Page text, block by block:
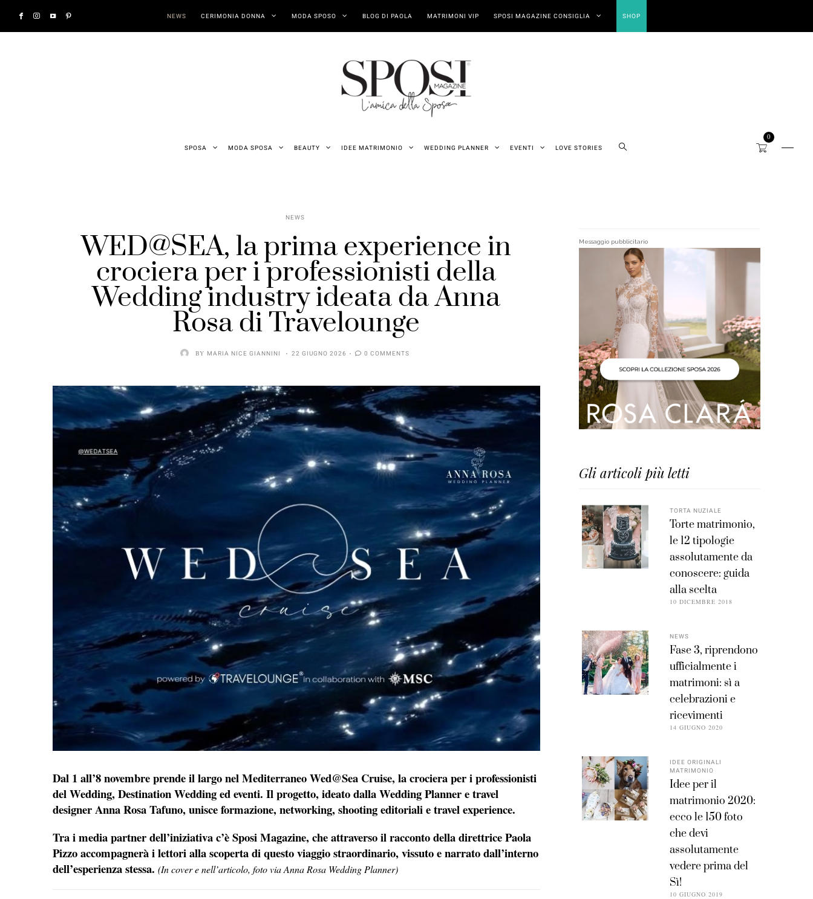
NEWS CERIMONIA DONNA MODA SPOSO BLOG DI PAOLA MATRIMONI VIP SPOSI MAGAZINE CONSIGLIA SHOP
SPOSA MODA SPOSA BEAUTY IDEE MATRIMONIO WEDDING PLANNER EVENTI LOVE STORIES
0
NEWS
WED@SEA, la prima experience in
crociera per i professionisti della
Wedding industry ideata da Anna
Rosa di Travelounge
BY MARIA NICE GIANNINI 22 GIUGNO 2026 0 COMMENTS
Dal 1 all’8 novembre prende il largo nel Mediterraneo Wed@Sea Cruise, la crociera per i professionisti
del Wedding, Destination Wedding ed eventi. Il progetto, ideato dalla Wedding Planner e travel
designer Anna Rosa Tafuno, unisce formazione, networking, shooting editoriali e travel experience.
Tra i media partner dell’iniziativa c’è Sposi Magazine, che attraverso il racconto della direttrice Paola
Pizzo accompagnerà i lettori alla scoperta di questo viaggio straordinario, vissuto e narrato dall’interno
dell’esperienza stessa. (In cover e nell’articolo, foto via Anna Rosa Wedding Planner)
Messaggio pubblicitario
Gli articoli più letti
TORTA NUZIALE
Torte matrimonio,
le 12 tipologie
assolutamente da
conoscere: guida
alla scelta
10 DICEMBRE 2018
NEWS
Fase 3, riprendono
ufficialmente i
matrimoni: sì a
celebrazioni e
ricevimenti
14 GIUGNO 2020
IDEE ORIGINALI
MATRIMONIO
Idee per il
matrimonio 2020:
ecco le 150 foto
che devi
assolutamente
vedere prima del
Sì!
10 GIUGNO 2019